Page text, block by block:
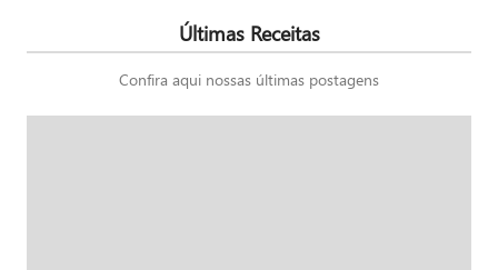
Últimas Receitas
Confira aqui nossas últimas postagens